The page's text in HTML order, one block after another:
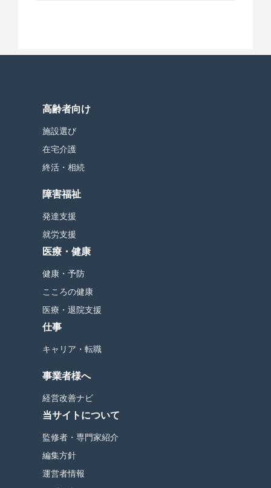
高齢者向け
施設選び
在宅介護
終活・相続
障害福祉
発達支援
就労支援
医療・健康
健康・予防
こころの健康
医療・退院支援
仕事
キャリア・転職
事業者様へ
経営改善ナビ
当サイトについて
監修者・専門家紹介
編集方針
運営者情報